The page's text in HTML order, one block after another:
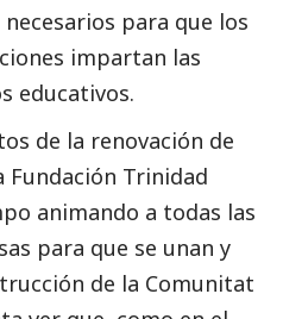
para que los
impartan las
educativos.
de la renovación de
Fundación Trinidad
animando a todas las
para que se unan y
de la Comunitat